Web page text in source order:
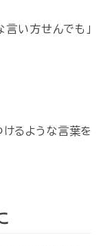
言い方せんでも」
けるような言葉を